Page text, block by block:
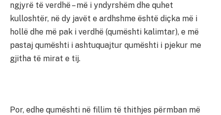
ngjyrë të verdhë – më i yndyrshëm dhe quhet
kulloshtër, në dy javët e ardhshme është diçka më i
hollë dhe më pak i verdhë (qumështi kalimtar), e më
pastaj qumështi i ashtuquajtur qumështi i pjekur me
gjitha të mirat e tij.
Por, edhe qumështi në fillim të thithjes përmban më